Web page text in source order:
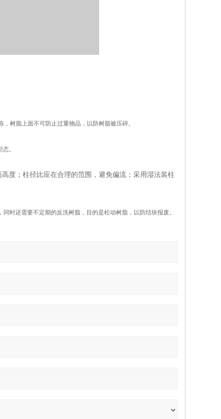
，树脂上面不可防止过重物品，以防树脂被压碎。
。
度；柱径比应在合理的范围，避免偏流；采用湿法装柱
时还需要不定期的反洗树脂，目的是松动树脂，以防结块报废。